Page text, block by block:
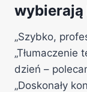
wybierają
„Szybko,
„Tłumaczenie
dzień –
„Doskonały